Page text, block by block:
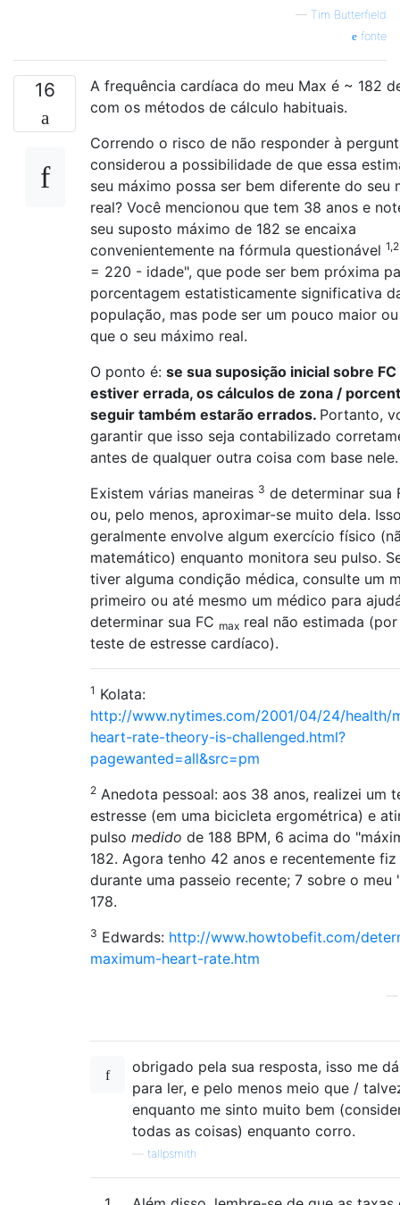
— Tim Butterfield
fonte
16
A frequência cardíaca do meu Max é ~ 182
com os métodos de cálculo habituais.
Correndo o risco de não responder à
considerou a possibilidade de que essa
seu máximo possa ser bem diferente do seu
real? Você mencionou que tem 38 anos e
seu suposto máximo de 182 se encaixa
convenientemente na fórmula questionável 1,2
= 220 - idade", que pode ser bem próxima
porcentagem estatisticamente significativa
população, mas pode ser um pouco maior
que o seu máximo real.
O ponto é: se sua suposição inicial sobre FC
estiver errada, os cálculos de zona /
seguir também estarão errados. Portanto,
garantir que isso seja contabilizado
antes de qualquer outra coisa com base nele.
Existem várias maneiras 3 de determinar sua
ou, pelo menos, aproximar-se muito dela.
geralmente envolve algum exercício físico
matemático) enquanto monitora seu pulso.
tiver alguma condição médica, consulte um
primeiro ou até mesmo um médico para
determinar sua FC max real não estimada
teste de estresse cardíaco).
1 Kolata:
http://www.nytimes.com/2001/04/24/health/
heart-rate-theory-is-challenged.html?
pagewanted=all&src=pm
2 Anedota pessoal: aos 38 anos, realizei um
estresse (em uma bicicleta ergométrica) e
pulso medido de 188 BPM, 6 acima do
182. Agora tenho 42 anos e recentemente fiz
durante uma passeio recente; 7 sobre o meu
178.
3 Edwards: http://www.howtobefit.com/
maximum-heart-rate.htm
obrigado pela sua resposta, isso me
para ler, e pelo menos meio que /
enquanto me sinto muito bem
todas as coisas) enquanto corro.
tallpsmith